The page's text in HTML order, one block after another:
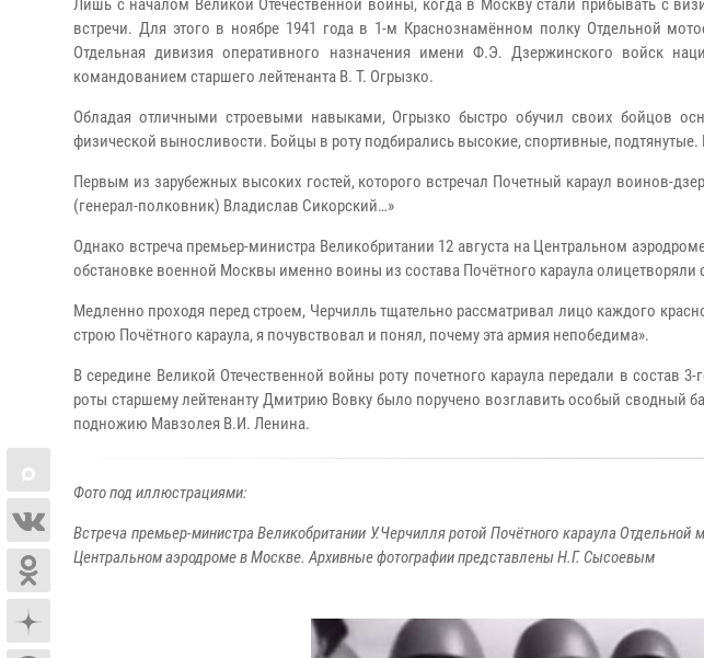
Лишь с началом Великой Отечественной войны, когда в Москву стали прибывать с
встречи. Для этого в ноябре 1941 года в 1-м Краснознамённом полку Отдельной
Отдельная дивизия оперативного назначения имени Ф.Э. Дзержинского войск
командованием старшего лейтенанта В. Т. Огрызко.
Обладая отличными строевыми навыками, Огрызко быстро обучил своих бойцов
физической выносливости. Бойцы в роту подбирались высокие, спортивные,
Первым из зарубежных высоких гостей, которого встречал Почетный караул воинов-
(генерал-полковник) Владислав Сикорский…»
Однако встреча премьер-министра Великобритании 12 августа на Центральном
обстановке военной Москвы именно воины из состава Почётного караула олицетворяли
Медленно проходя перед строем, Черчилль тщательно рассматривал лицо каждого
строю Почётного караула, я почувствовал и понял, почему эта армия непобедима».
В середине Великой Отечественной войны роту почетного караула передали в
роты старшему лейтенанту Дмитрию Вовку было поручено возглавить особый сводный
подножию Мавзолея В.И. Ленина.
Фото под иллюстрациями:
Встреча премьер-министра Великобритании У.Черчилля ротой Почётного караула
Центральном аэродроме в Москве. Архивные фотографии представлены Н.Г. Сысоевым